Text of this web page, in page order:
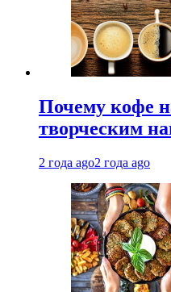
Почему кофе
творческим
2 года ago2 года ago